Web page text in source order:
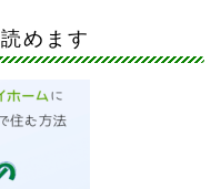
めます